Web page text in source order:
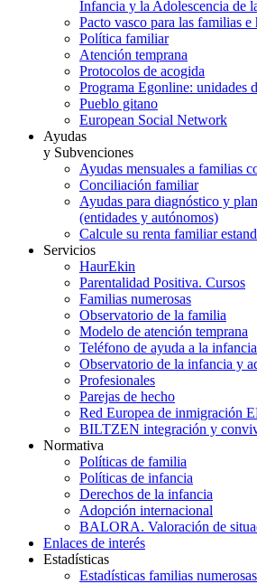
Infancia y la Adolescencia de
Pacto vasco para las familias e
Política familiar
Atención temprana
Protocolos de acogida
Programa Egonline: unidades
Pueblo gitano
European Social Network
Ayudas
y Subvenciones
Ayudas mensuales a familias
Conciliación familiar
Ayudas para diagnóstico y
(entidades y autónomos)
Calcule su renta familiar
Servicios
HaurEkin
Parentalidad Positiva. Cursos
Familias numerosas
Observatorio de la familia
Modelo de atención temprana
Teléfono de ayuda a la
Observatorio de la infancia y
Profesionales
Parejas de hecho
Red Europea de inmigración
BILTZEN integración y
Normativa
Políticas de familia
Políticas de infancia
Derechos de la infancia
Adopción internacional
BALORA. Valoración de
Enlaces de interés
Estadísticas
Estadísticas familias numerosas